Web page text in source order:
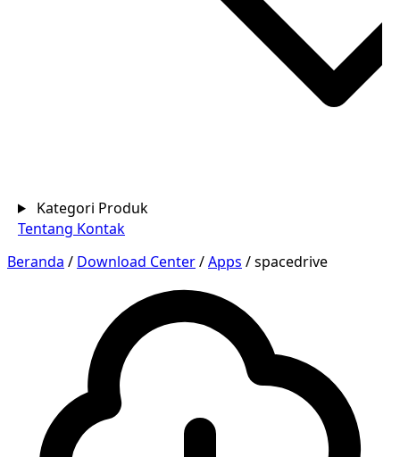
Kategori Produk
Tentang Kontak
Beranda / Download Center/Apps /spacedrive